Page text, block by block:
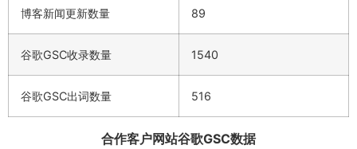
博客新闻更新数量 89
谷歌GSC收录数量 1540
谷歌GSC出词数量 516
合作客户网站谷歌GSC数据